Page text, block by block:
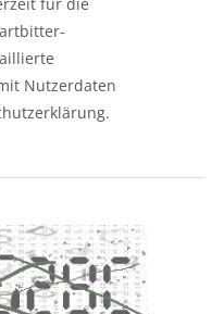
Nutzerdaten